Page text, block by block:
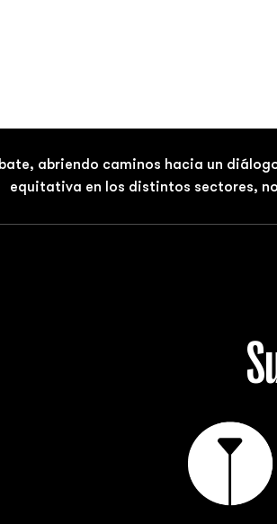
abriendo caminos hacia un
equitativa en los distintos sectores,